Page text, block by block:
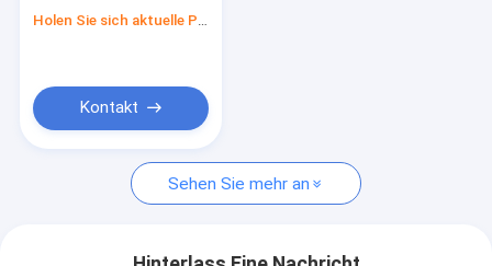
Kleidergeschäfts-
Kontakt
Sehen Sie mehr an